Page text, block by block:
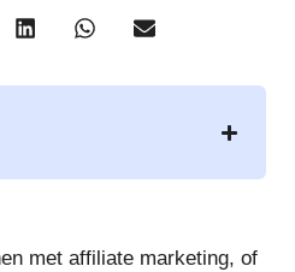
met affiliate marketing, of